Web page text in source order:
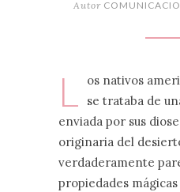
Autor
L
os nativos
se trataba de
enviada por sus
originaria del
verdaderamente
propiedades